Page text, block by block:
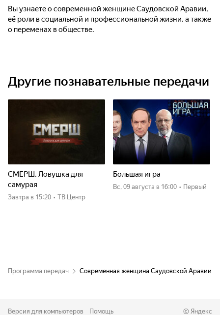
Вы узнаете о современной женщине Саудовской Аравии,
её роли в социальной и профессиональной жизни, а также
о переменах в обществе.
Другие познавательные передачи
СМЕРШ. Ловушка для
самурая
Завтра в 15:20 • ТВ Центр
Большая игра
вс, 09 августа в 16:00 • Первый
Программа передач Современная женщина Саудовской Аравии
Версия для компьютеров Помощь © Яндекс